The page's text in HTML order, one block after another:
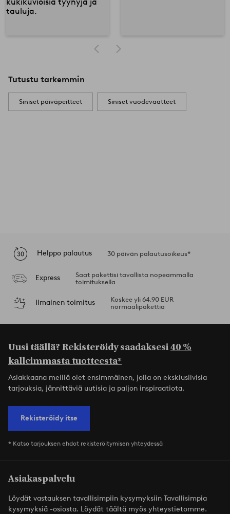
Tutustu tarkemmin
Siniset päiväpeitteet Siniset vuodevaatteet
Helppo palautus 30 päivän palautusoikeus*
Express
Saat pakettisi tavallista nopeammalla
toimituksella
Ilmainen toimitus
Koskee yli 64,90 EUR
normaalipakettia
Uusi täällä? Rekisteröidy saadaksesi40 %
kalleimmasta tuotteesta*
Asiakkaana meillä olet ensimmäinen, jolla on eksklusiivisia
tarjouksia, jännittäviä uutisia ja paljon inspiraatiota.
Rekisteröidy itse
* Katso tarjouksen ehdot rekisteröitymisen yhteydessä
Asiakaspalvelu
Löydät vastauksen tavallisimpiin kysymyksiin Tavallisimpia
kysymyksiä -osiosta. Löydät täältä myös yhteystietomme.